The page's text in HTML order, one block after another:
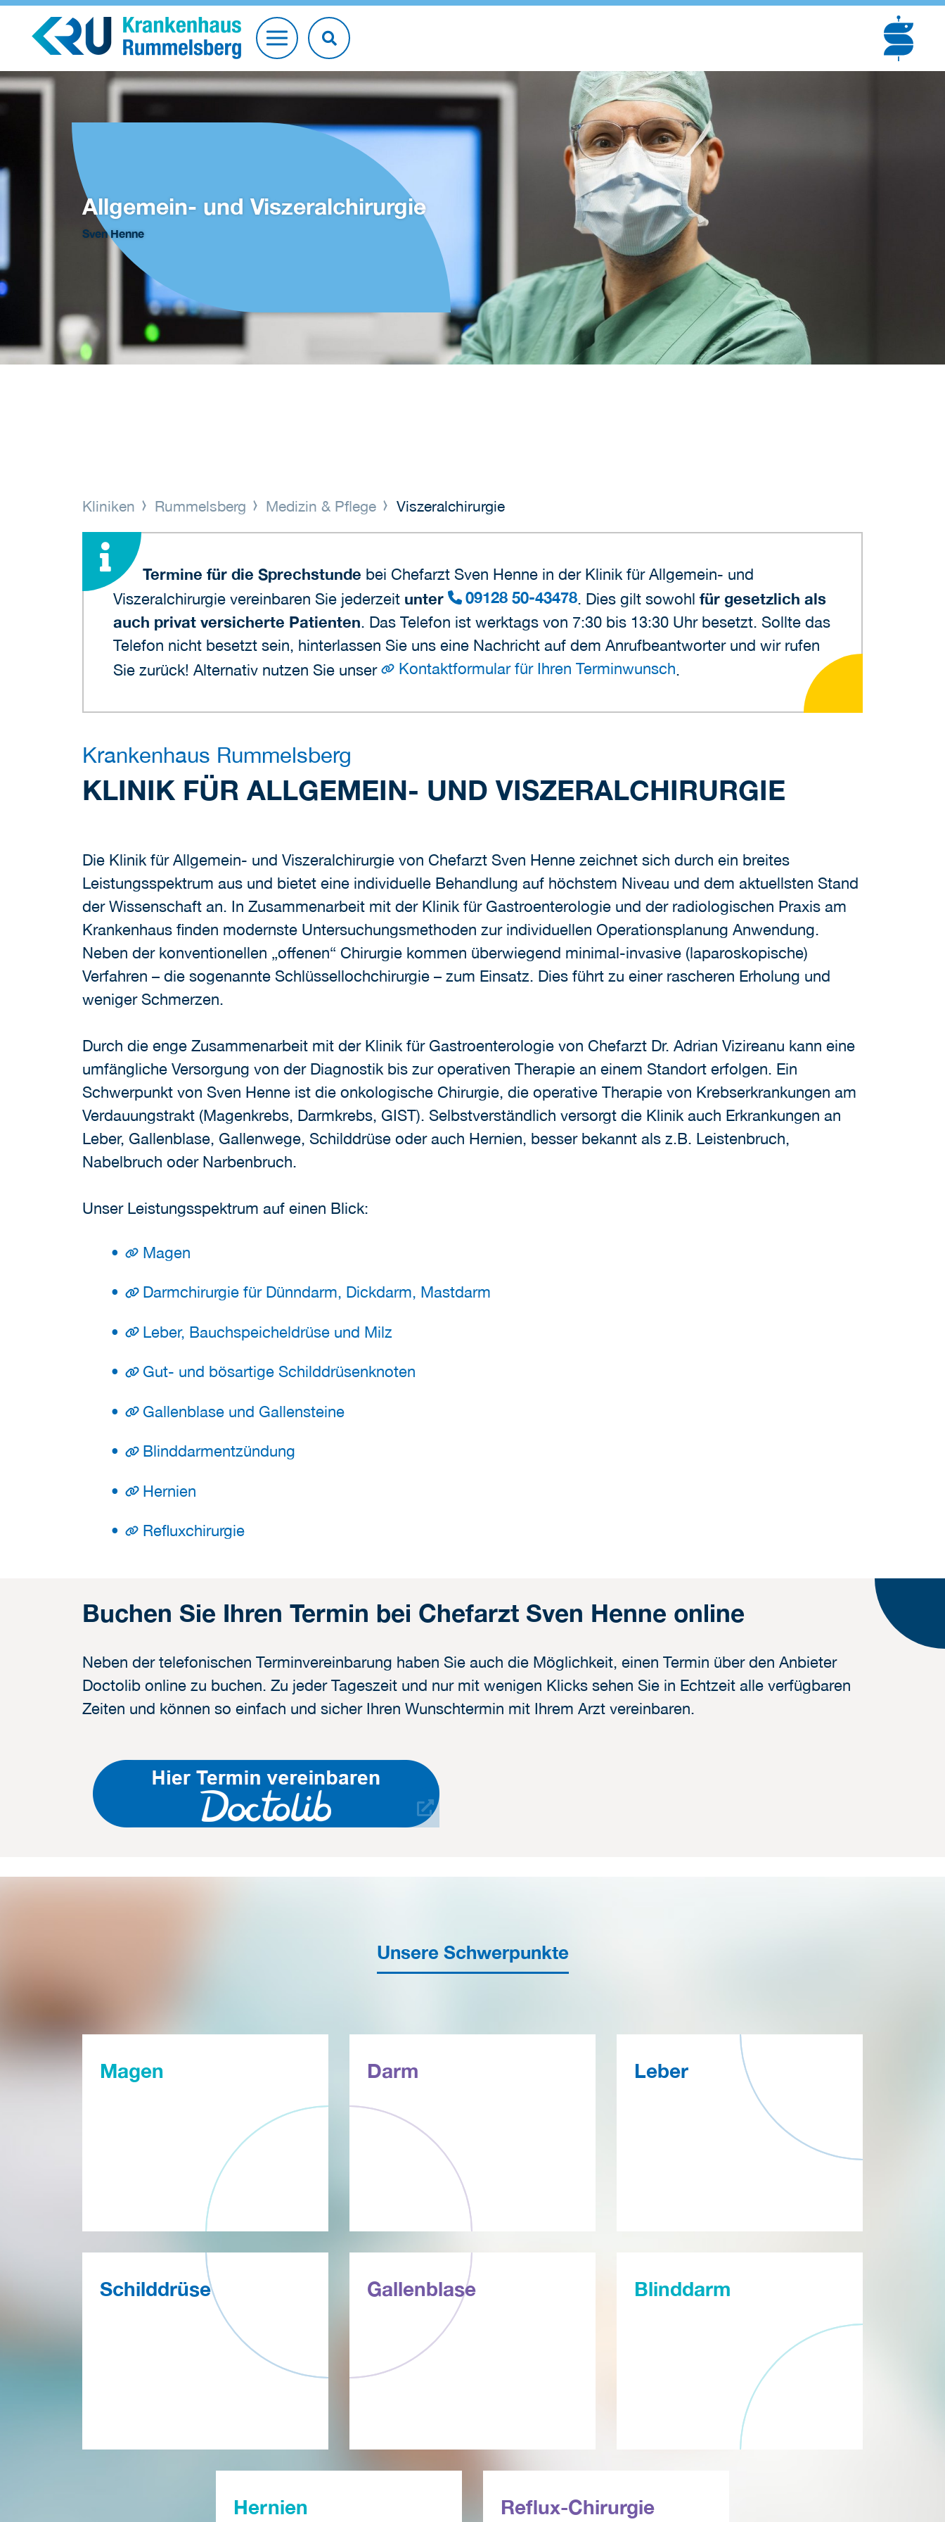
Allgemein- und Viszeralchirurgie
Sven Henne
Kliniken Rummelsberg Medizin & Pflege Viszeralchirurgie
Termine für die Sprechstunde bei Chefarzt Sven Henne in der Klinik für Allgemein- und
Viszeralchirurgie vereinbaren Sie jederzeit unter 09128 50-43478. Dies gilt sowohl für gesetzlich als
auch privat versicherte Patienten. Das Telefon ist werktags von 7:30 bis 13:30 Uhr besetzt. Sollte das
Telefon nicht besetzt sein, hinterlassen Sie uns eine Nachricht auf dem Anrufbeantworter und wir rufen
Sie zurück! Alternativ nutzen Sie unser
Kontaktformular für Ihren Terminwunsch.
Krankenhaus Rummelsberg
KLINIK FÜR ALLGEMEIN- UND VISZERALCHIRURGIE
Die Klinik für Allgemein- und Viszeralchirurgie von Chefarzt Sven Henne zeichnet sich durch ein breites
Leistungsspektrum aus und bietet eine individuelle Behandlung auf höchstem Niveau und dem aktuellsten Stand
der Wissenschaft an. In Zusammenarbeit mit der Klinik für Gastroenterologie und der radiologischen Praxis am
Krankenhaus finden modernste Untersuchungsmethoden zur individuellen Operationsplanung Anwendung.
Neben der konventionellen „offenen“ Chirurgie kommen überwiegend minimal-invasive (laparoskopische)
Verfahren – die sogenannte Schlüssellochchirurgie – zum Einsatz. Dies führt zu einer rascheren Erholung und
weniger Schmerzen.
Durch die enge Zusammenarbeit mit der Klinik für Gastroenterologie von Chefarzt Dr. Adrian Vizireanu kann eine
umfängliche Versorgung von der Diagnostik bis zur operativen Therapie an einem Standort erfolgen. Ein
Schwerpunkt von Sven Henne ist die onkologische Chirurgie, die operative Therapie von Krebserkrankungen am
Verdauungstrakt (Magenkrebs, Darmkrebs, GIST). Selbstverständlich versorgt die Klinik auch Erkrankungen an
Leber, Gallenblase, Gallenwege, Schilddrüse oder auch Hernien, besser bekannt als z.B. Leistenbruch,
Nabelbruch oder Narbenbruch.
Unser Leistungsspektrum auf einen Blick:
Magen
Darmchirurgie für Dünndarm, Dickdarm, Mastdarm
Leber, Bauchspeicheldrüse und Milz
Gut- und bösartige Schilddrüsenknoten
Gallenblase und Gallensteine
Blinddarmentzündung
Hernien
Refluxchirurgie
Buchen Sie Ihren Termin bei Chefarzt Sven Henne online
Neben der telefonischen Terminvereinbarung haben Sie auch die Möglichkeit, einen Termin über den Anbieter
Doctolib online zu buchen. Zu jeder Tageszeit und nur mit wenigen Klicks sehen Sie in Echtzeit alle verfügbaren
Zeiten und können so einfach und sicher Ihren Wunschtermin mit Ihrem Arzt vereinbaren.
Unsere Schwerpunkte
Magen Darm Leber
Schilddrüse Gallenblase Blinddarm
Hernien Reflux-Chirurgie